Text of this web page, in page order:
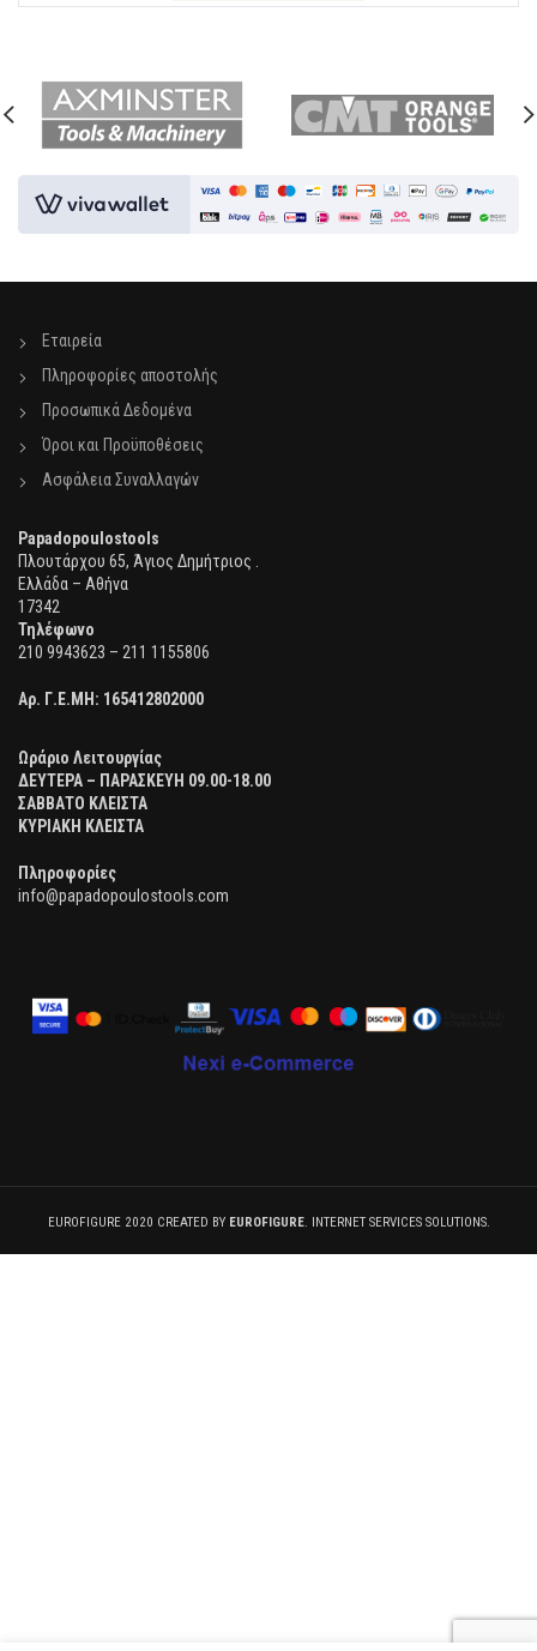
Εταιρεία
Πληροφορίες αποστολής
Προσωπικά Δεδομένα
Όροι και Προϋποθέσεις
Ασφάλεια Συναλλαγών
Papadopoulostools
Πλουτάρχου 65, Άγιος Δημήτριος .
Ελλάδα – Αθήνα
17342
Τηλέφωνο
210 9943623 – 211 1155806
Αρ. Γ.Ε.ΜΗ: 165412802000
Ωράριο Λειτουργίας
ΔΕΥΤΕΡΑ – ΠΑΡΑΣΚΕΥΗ 09.00-18.00
ΣΑΒΒΑΤΟ ΚΛΕΙΣΤΑ
ΚΥΡΙΑΚΗ ΚΛΕΙΣΤΑ
Πληροφορίες
info@papadopoulostools.com
EUROFIGURE 2020 CREATED BY EUROFIGURE. INTERNET SERVICES SOLUTIONS.